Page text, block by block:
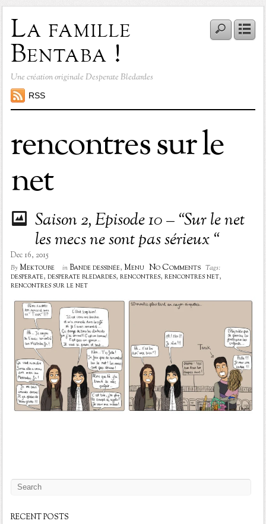
La famille
Bentaba !
Une création originale Desperate Bledardes
RSS
rencontres sur le
net
Saison 2, Episode 10 – “Sur le net
les mecs ne sont pas sérieux “
Dec 16, 2015
ByMektoube in Bande dessinée, Menu No Comments Tags:
desperate, desperate bledardes, rencontres, rencontres net,
rencontres sur le net
RECENT POSTS